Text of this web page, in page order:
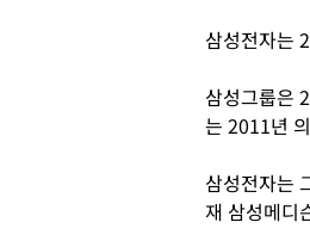
삼성전자는
삼성그룹은
는 2011년
삼성전자는
재 삼성메디